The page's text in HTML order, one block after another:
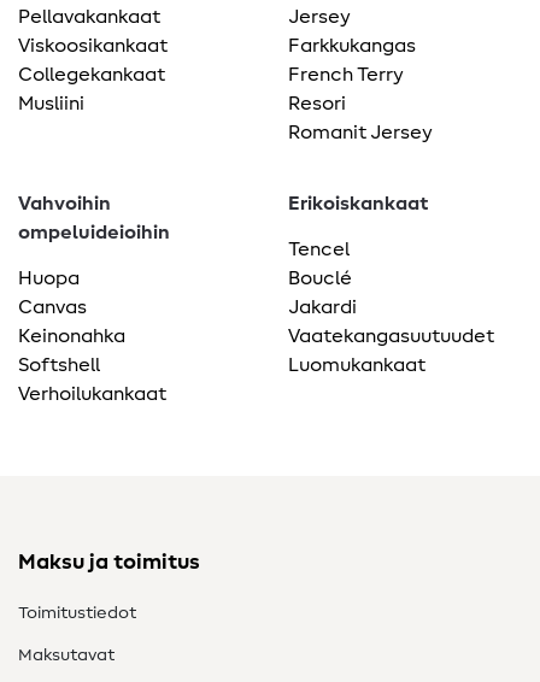
Pellavakankaat
Viskoosikankaat
Collegekankaat
Musliini
Jersey
Farkkukangas
French Terry
Resori
Romanit Jersey
Vahvoihin
ompeluideioihin
Huopa
Canvas
Keinonahka
Softshell
Verhoilukankaat
Erikoiskankaat
Tencel
Bouclé
Jakardi
Vaatekangasuutuudet
Luomukankaat
Maksu ja toimitus
Toimitustiedot
Maksutavat